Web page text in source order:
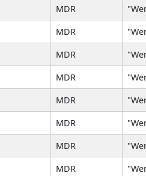
MDR
MDR
MDR
MDR
MDR
MDR
MDR
MDR